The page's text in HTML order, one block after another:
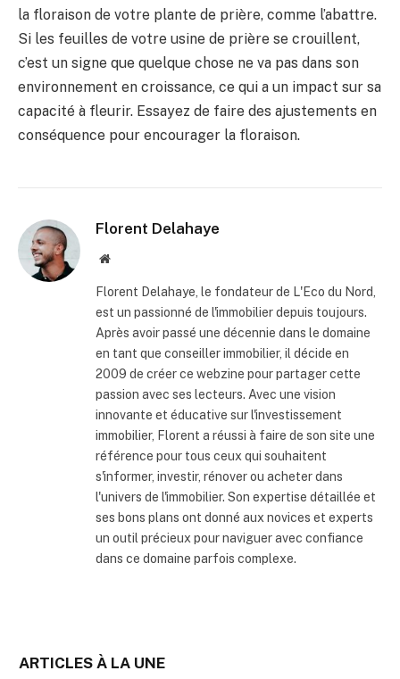
la floraison de votre plante de prière, comme l’abattre.
Si les feuilles de votre usine de prière se crouillent,
c’est un signe que quelque chose ne va pas dans son
environnement en croissance, ce qui a un impact sur sa
capacité à fleurir. Essayez de faire des ajustements en
conséquence pour encourager la floraison.
Florent Delahaye
Site
Florent Delahaye, le fondateur de L'Eco du Nord,
est un passionné de l'immobilier depuis toujours.
Après avoir passé une décennie dans le domaine
en tant que conseiller immobilier, il décide en
2009 de créer ce webzine pour partager cette
passion avec ses lecteurs. Avec une vision
innovante et éducative sur l'investissement
immobilier, Florent a réussi à faire de son site une
référence pour tous ceux qui souhaitent
s'informer, investir, rénover ou acheter dans
l'univers de l'immobilier. Son expertise détaillée et
ses bons plans ont donné aux novices et experts
un outil précieux pour naviguer avec confiance
dans ce domaine parfois complexe.
ARTICLES À LA UNE